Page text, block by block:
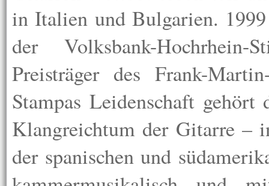
in Italien und Bulgarien.
der Volksbank-
Preisträger des Frank-
Stampas Leidenschaft gehört
Klangreichtum der Gitarre –
der spanischen und